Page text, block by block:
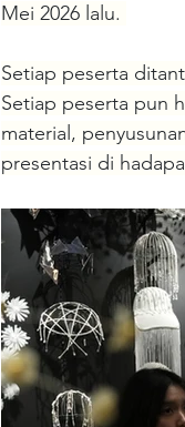
Mei 2026 lalu.
Setiap peserta
Setiap peserta pun
material,
presentasi di